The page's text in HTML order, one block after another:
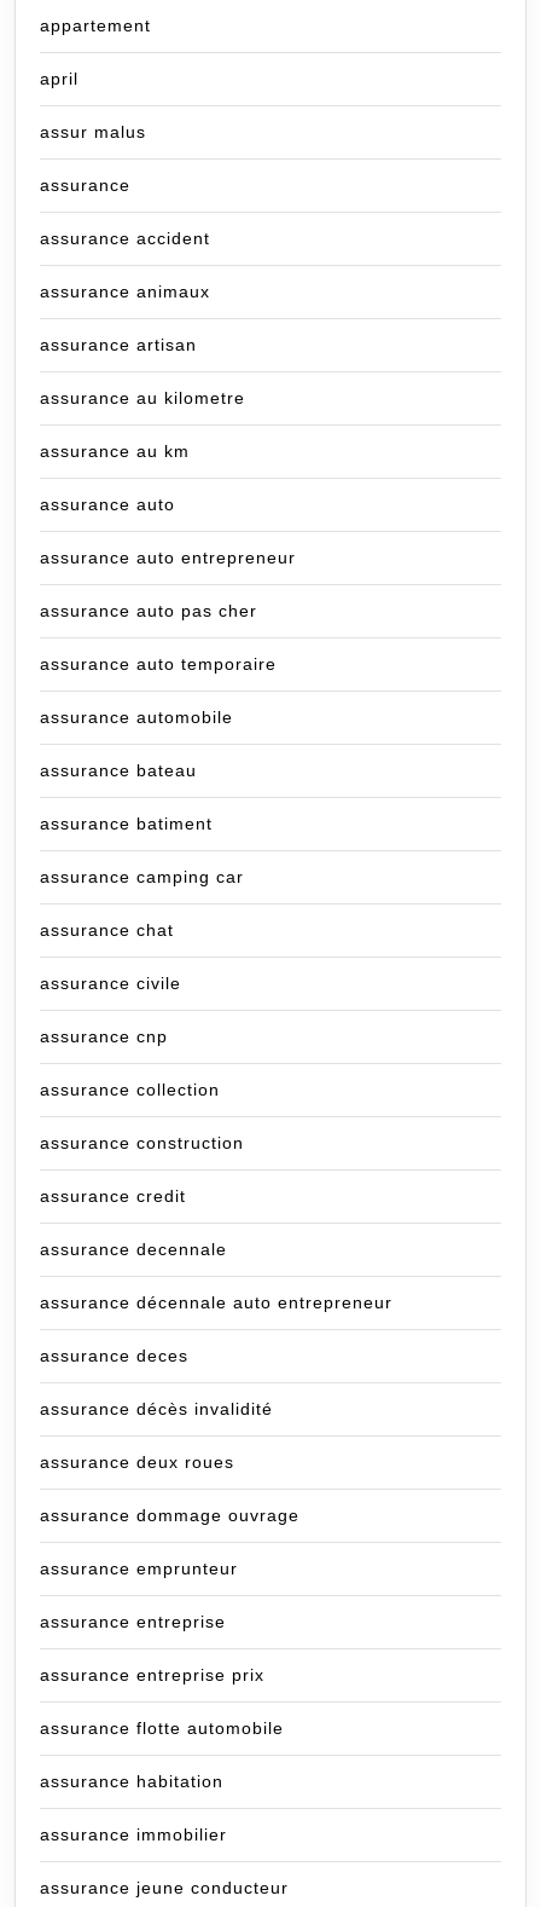
appartement
april
assur malus
assurance
assurance accident
assurance animaux
assurance artisan
assurance au kilometre
assurance au km
assurance auto
assurance auto entrepreneur
assurance auto pas cher
assurance auto temporaire
assurance automobile
assurance bateau
assurance batiment
assurance camping car
assurance chat
assurance civile
assurance cnp
assurance collection
assurance construction
assurance credit
assurance decennale
assurance décennale auto entrepreneur
assurance deces
assurance décès invalidité
assurance deux roues
assurance dommage ouvrage
assurance emprunteur
assurance entreprise
assurance entreprise prix
assurance flotte automobile
assurance habitation
assurance immobilier
assurance jeune conducteur